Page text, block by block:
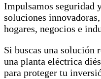
Impulsamos seguridad
soluciones
hogares, negocios e
Si buscas una solución
una planta eléctrica
para proteger tu